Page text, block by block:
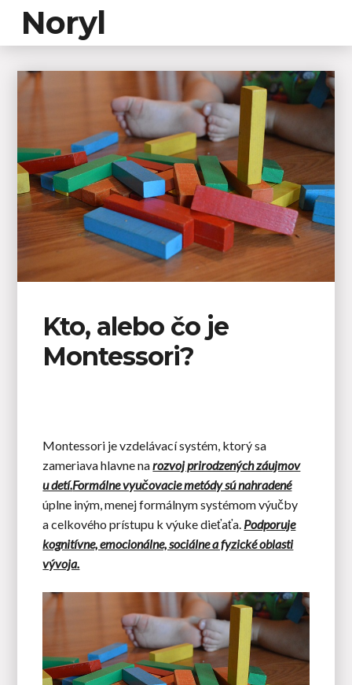
Noryl
Kto, alebo čo je
Montessori?
Montessori je vzdelávací systém, ktorý sa
zameriava hlavne narozvoj prirodzených záujmov
u detí.Formálne vyučovacie metódy sú nahradené
úplne iným, menej formálnym systémom výučby
a celkového prístupu k výuke dieťaťa. Podporuje
kognitívne, emocionálne, sociálne a fyzické oblasti
vývoja.